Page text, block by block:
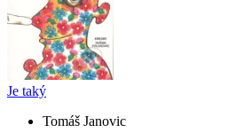
Je taký
Tomáš Janovic